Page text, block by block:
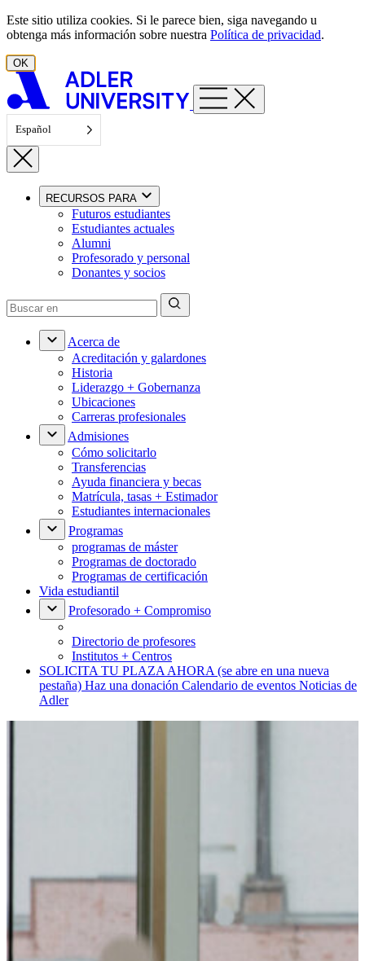
Ir al contenido
Este sitio utiliza cookies. Si le parece bien, siga navegando u
obtenga más información sobre nuestra Política de privacidad.
OK
Español
RECURSOS PARA
Futuros estudiantes
Estudiantes actuales
Alumni
Profesorado y personal
Donantes y socios
Acerca de
Acreditación y galardones
Historia
Liderazgo + Gobernanza
Ubicaciones
Carreras profesionales
Admisiones
Cómo solicitarlo
Transferencias
Ayuda financiera y becas
Matrícula, tasas + Estimador
Estudiantes internacionales
Programas
programas de máster
Programas de doctorado
Programas de certificación
Vida estudiantil
Profesorado + Compromiso
Directorio de profesores
Institutos + Centros
SOLICITA TU PLAZA AHORA (se abre en una nueva
pestaña) Haz una donación Calendario de eventos Noticias de
Adler